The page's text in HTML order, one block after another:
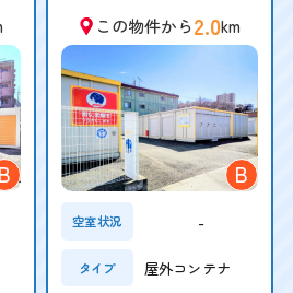
B
この物件から2.0km
B
空室状況 -
タイプ 屋外コンテナ